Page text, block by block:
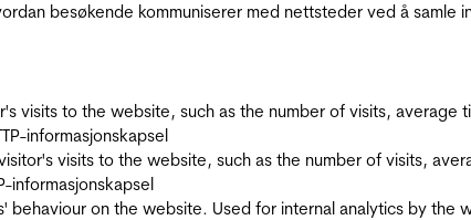
besøkende kommuniserer med nettsteder ved å samle
visits to the website, such as the number of visits,
informasjonskapsel
visits to the website, such as the number of visits,
informasjonskapsel
behaviour on the website. Used for internal analytics by the